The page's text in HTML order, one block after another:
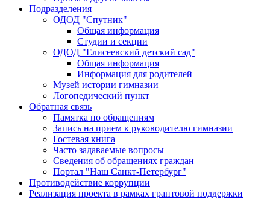
Подразделения
ОДОД "Спутник"
Общая информация
Студии и секции
ОДОД "Елисеевский детский сад"
Общая информация
Информация для родителей
Музей истории гимназии
Логопедический пункт
Обратная связь
Памятка по обращениям
Запись на прием к руководителю гимназии
Гостевая книга
Часто задаваемые вопросы
Сведения об обращениях граждан
Портал "Наш Санкт-Петербург"
Противодействие коррупции
Реализация проекта в рамках грантовой поддержки